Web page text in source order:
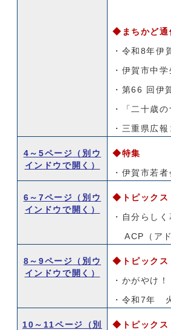
◆まちかど通
・令和8年伊
・伊賀市中
・第66 回伊
・「二十歳
・三重県広
4～5ページ （別ウ
インドウで開く）
◆特集
・伊賀市若
6～7ページ （別ウ
インドウで開く）
◆トピックス
・自分らし
ACP（アド
8～9ページ （別ウ
インドウで開く）
◆トピックス
・かがやけ
・令和7年
10～11ページ
（別
◆トピックス